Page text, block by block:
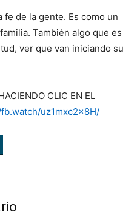
fe de la gente. Es como un
También algo que es
ver que van iniciando su
CLIC EN EL
uz1mxc2x8H/